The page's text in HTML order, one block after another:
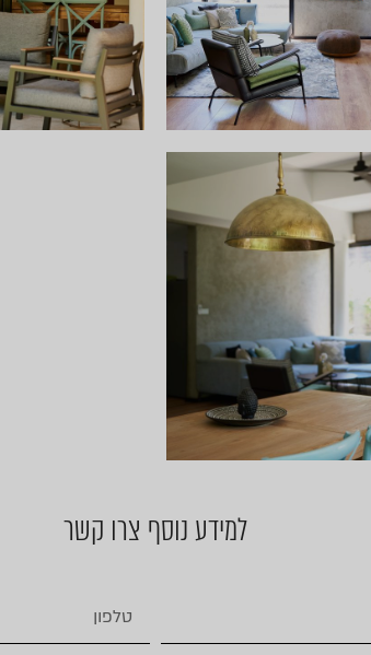
למידע נוסף צרו קשר